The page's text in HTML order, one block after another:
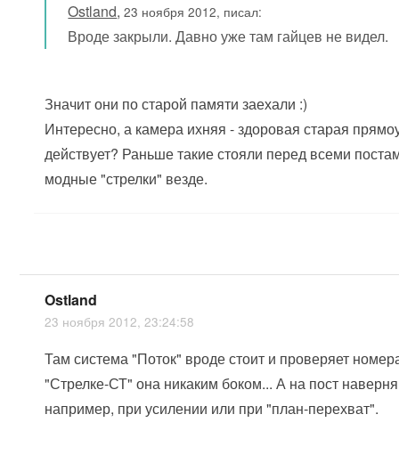
Ostland,23 ноября 2012, писал:
Вроде закрыли. Давно уже там гайцев не видел.
Значит они по старой памяти заехали :)
Интересно, а камера ихняя - здоровая старая
действует? Раньше такие стояли перед всеми
модные "стрелки" везде.
Ostland
23 ноября 2012, 23:24:58
Там система "Поток" вроде стоит и проверяет
"Стрелке-СТ" она никаким боком... А на пост
например, при усилении или при "план-перехват".